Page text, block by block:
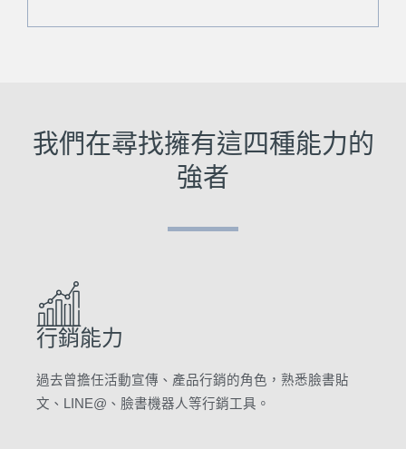
我們在尋找擁有這四種能力的
強者
行銷能力
過去曾擔任活動宣傳、產品行銷的角色，熟悉臉書貼
文、LINE@、臉書機器人等行銷工具。